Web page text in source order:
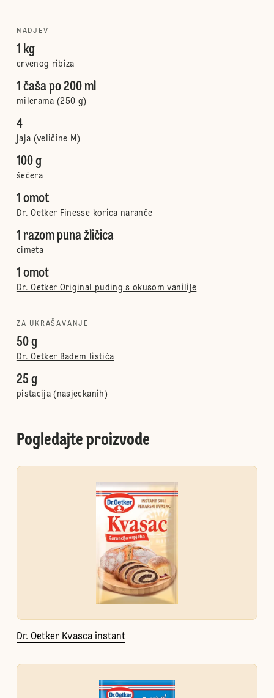
NADJEV
1 kg
crvenog ribiza
1 čaša po 200 ml
milerama (250 g)
4
jaja (veličine M)
100 g
šećera
1 omot
Dr. Oetker Finesse korica naranče
1 razom puna žličica
cimeta
1 omot
Dr. Oetker Original puding s okusom vanilije
ZA UKRAŠAVANJE
50 g
Dr. Oetker Badem listića
25 g
pistacija (nasjeckanih)
Pogledajte proizvode
Dr. Oetker Kvasca instant